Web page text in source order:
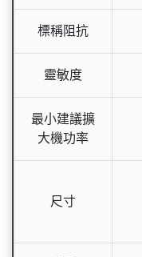
標稱阻抗
靈敏度
最小建議擴
大機功率
尺寸